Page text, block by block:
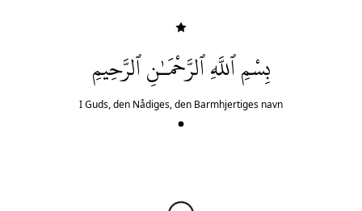
بِسْمِ ٱللَّهِ ٱلرَّحْمَـٰنِ ٱلرَّحِيمِ
I Guds, den Nådiges, den Barmhjertiges navn